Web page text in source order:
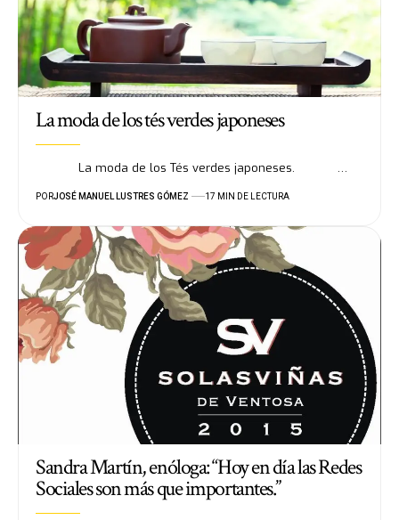
La moda de los tés verdes japoneses
La moda de los Tés verdes japoneses. …
PORJOSÉ MANUEL LUSTRES GÓMEZ 17 MIN DE LECTURA
Sandra Martín, enóloga: “Hoy en día las Redes
Sociales son más que importantes.”